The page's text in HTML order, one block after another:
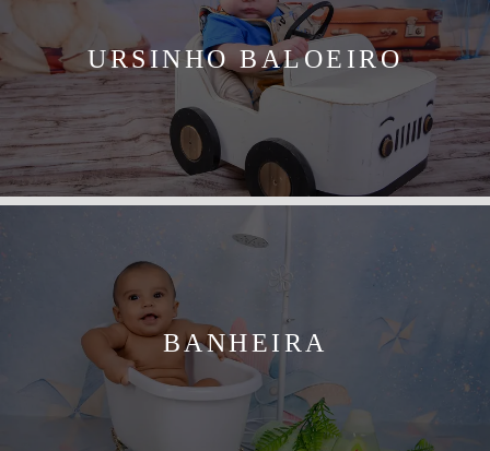
URSINHO BALOEIRO
BANHEIRA